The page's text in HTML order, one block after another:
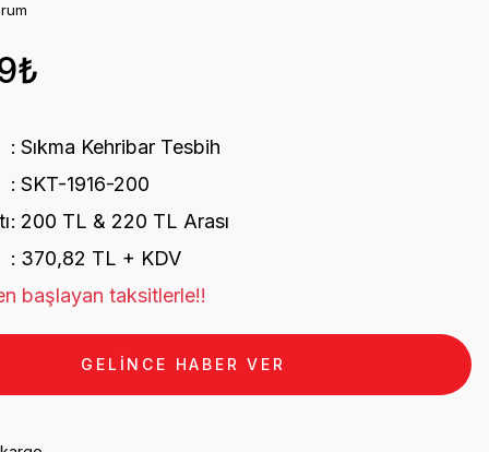
Sıkma Kehribar Tesbih
SKT-1916-200
200 TL & 220 TL Arası
370,82 TL + KDV
başlayan taksitlerle!!
GELİNCE HABER VER